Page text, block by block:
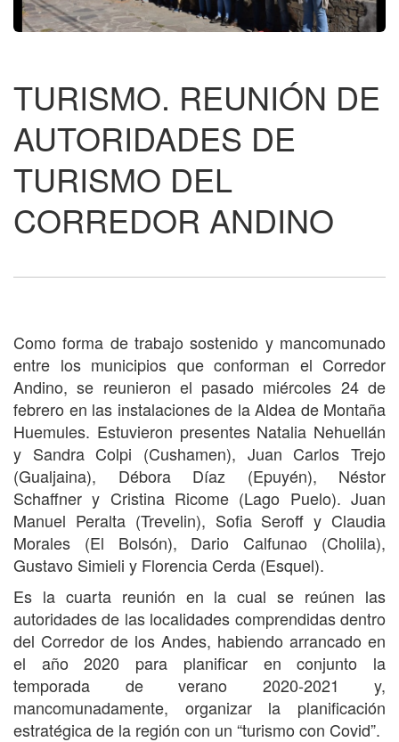
TURISMO. REUNIÓN DE
AUTORIDADES DE
TURISMO DEL
CORREDOR ANDINO
Como forma de trabajo sostenido y mancomunado
entre los municipios que conforman el Corredor
Andino, se reunieron el pasado miércoles 24 de
febrero en las instalaciones de la Aldea de Montaña
Huemules. Estuvieron presentes Natalia Nehuellán
y Sandra Colpi (Cushamen), Juan Carlos Trejo
(Gualjaina), Débora Díaz (Epuyén), Néstor
Schaffner y Cristina Ricome (Lago Puelo). Juan
Manuel Peralta (Trevelin), Sofia Seroff y Claudia
Morales (El Bolsón), Dario Calfunao (Cholila),
Gustavo Simieli y Florencia Cerda (Esquel).
Es la cuarta reunión en la cual se reúnen las
autoridades de las localidades comprendidas dentro
del Corredor de los Andes, habiendo arrancado en
el año 2020 para planificar en conjunto la
temporada de verano 2020-2021 y,
mancomunadamente, organizar la planificación
estratégica de la región con un “turismo con Covid”.